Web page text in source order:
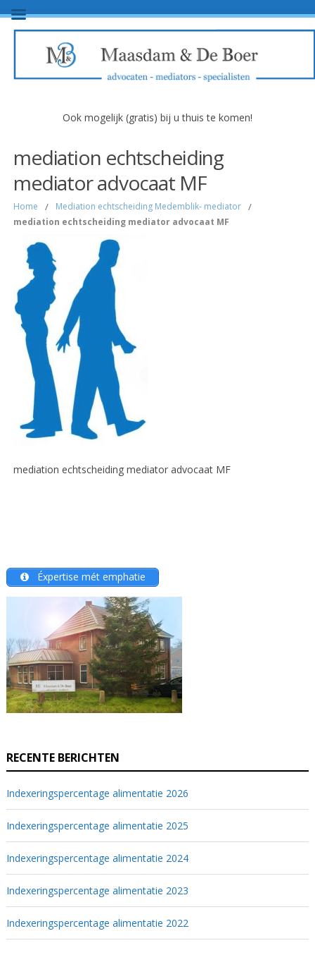
Ook mogelijk (gratis) bij u thuis te komen!
mediation echtscheiding
mediator advocaat MF
Home / Mediation echtscheiding Medemblik- mediator /
mediation echtscheiding mediator advocaat MF
mediation echtscheiding mediator advocaat MF
Éxpertise mét emphatie
RECENTE BERICHTEN
Indexeringspercentage alimentatie 2026
Indexeringspercentage alimentatie 2025
Indexeringspercentage alimentatie 2024
Indexeringspercentage alimentatie 2023
Indexeringspercentage alimentatie 2022